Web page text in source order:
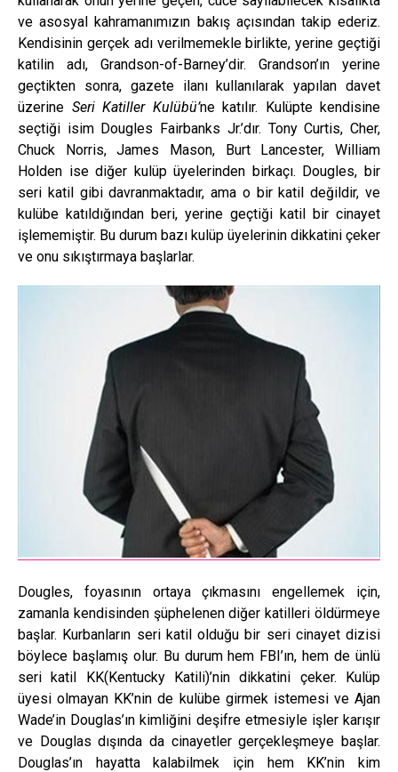
ve asosyal kahramanımızın bakış açısından takip ederiz.
Kendisinin gerçek adı verilmemekle birlikte, yerine geçtiği
katilin adı, Grandson-of-Barney’dir. Grandson’ın yerine
geçtikten sonra, gazete ilanı kullanılarak yapılan davet
üzerine Seri Katiller Kulübü’ne katılır. Kulüpte kendisine
seçtiği isim Dougles Fairbanks Jr.’dır. Tony Curtis, Cher,
Chuck Norris, James Mason, Burt Lancester, William
Holden ise diğer kulüp üyelerinden birkaçı. Dougles, bir
seri katil gibi davranmaktadır, ama o bir katil değildir, ve
kulübe katıldığından beri, yerine geçtiği katil bir cinayet
işlememiştir. Bu durum bazı kulüp üyelerinin dikkatini çeker
ve onu sıkıştırmaya başlarlar.
Dougles, foyasının ortaya çıkmasını engellemek için,
zamanla kendisinden şüphelenen diğer katilleri öldürmeye
başlar. Kurbanların seri katil olduğu bir seri cinayet dizisi
böylece başlamış olur. Bu durum hem FBI’ın, hem de ünlü
seri katil KK(Kentucky Katili)’nin dikkatini çeker. Kulüp
üyesi olmayan KK’nin de kulübe girmek istemesi ve Ajan
Wade’in Douglas’ın kimliğini deşifre etmesiyle işler karışır
ve Douglas dışında da cinayetler gerçekleşmeye başlar.
Douglas’ın hayatta kalabilmek için hem KK’nin kim